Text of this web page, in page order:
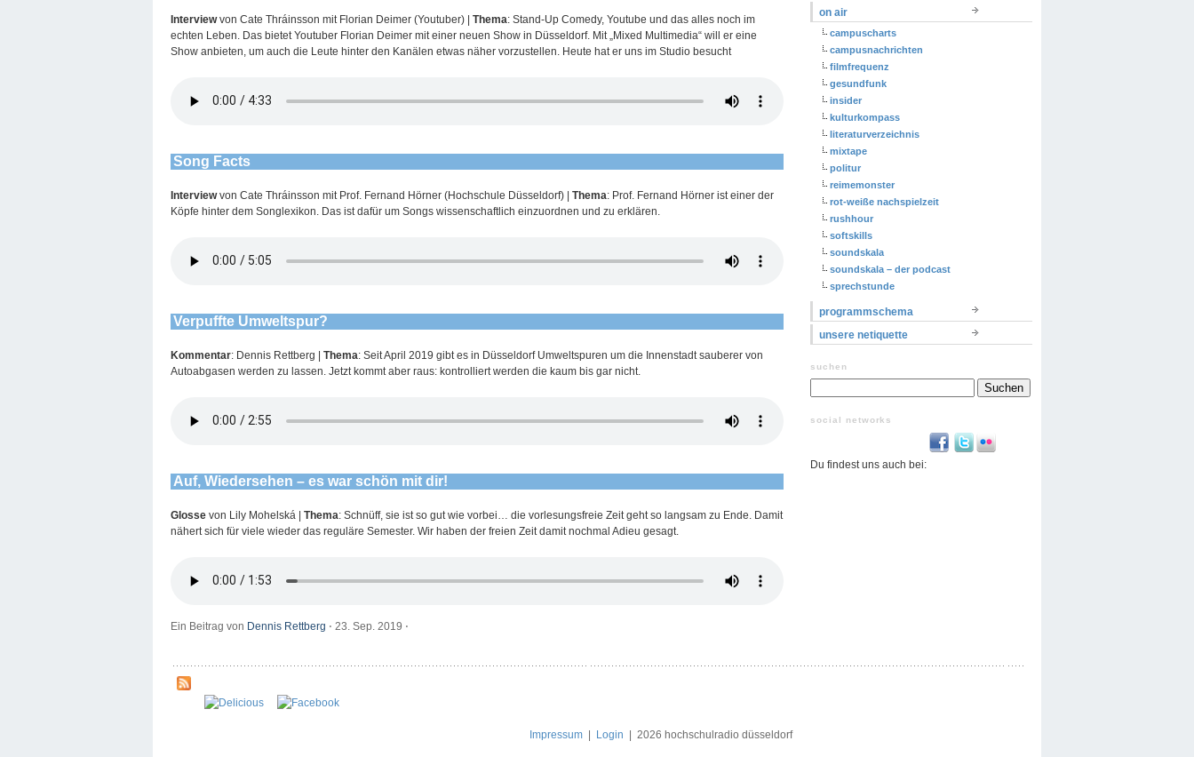
Interviewvon Cate Thráinsson mit Florian Deimer (Youtuber) | Thema: Stand-Up Comedy, Youtube und das alles noch im
echten Leben. Das bietet Youtuber Florian Deimer mit einer neuen Show in Düsseldorf. Mit „Mixed Multimedia“ will er eine
Show anbieten, um auch die Leute hinter den Kanälen etwas näher vorzustellen. Heute hat er uns im Studio besucht
Song Facts
Interviewvon Cate Thráinsson mit Prof. Fernand Hörner (Hochschule Düsseldorf) | Thema: Prof. Fernand Hörner ist einer der
Köpfe hinter dem Songlexikon. Das ist dafür um Songs wissenschaftlich einzuordnen und zu erklären.
Verpuffte Umweltspur?
Kommentar: Dennis Rettberg | Thema: Seit April 2019 gibt es in Düsseldorf Umweltspuren um die Innenstadt sauberer von
Autoabgasen werden zu lassen. Jetzt kommt aber raus: kontrolliert werden die kaum bis gar nicht.
Auf, Wiedersehen – es war schön mit dir!
Glosse von Lily Mohelská | Thema: Schnüff, sie ist so gut wie vorbei… die vorlesungsfreie Zeit geht so langsam zu Ende. Damit
nähert sich für viele wieder das reguläre Semester. Wir haben der freien Zeit damit nochmal Adieu gesagt.
Ein Beitrag von Dennis Rettberg ⋅ 23. Sep. 2019 ⋅
on air
campuscharts
campusnachrichten
filmfrequenz
gesundfunk
insider
kulturkompass
literaturverzeichnis
mixtape
politur
reimemonster
rot-weiße nachspielzeit
rushhour
softskills
soundskala
soundskala – der podcast
sprechstunde
programmschema
unsere netiquette
suchen
social networks
Du findest uns auch bei:
Impressum Login 2026 hochschulradio düsseldorf